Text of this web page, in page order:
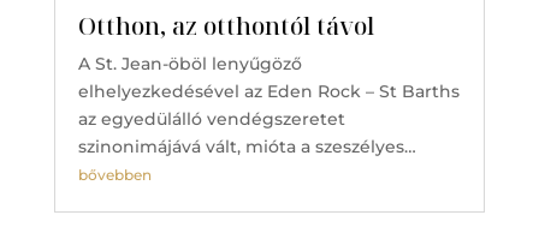
Otthon, az otthontól távol
A St. Jean-öböl lenyűgöző
elhelyezkedésével az Eden Rock – St Barths
az egyedülálló vendégszeretet
szinonimájává vált, mióta a szeszélyes…
bővebben